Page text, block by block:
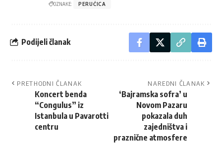
OZNAKE: PERUĆICA
Podijeli članak
PRETHODNI ČLANAK
Koncert benda
“Congulus” iz
Istanbula u Pavarotti
centru
NAREDNI ČLANAK
‘Bajramska sofra’ u
Novom Pazaru
pokazala duh
zajedništva i
praznične atmosfere